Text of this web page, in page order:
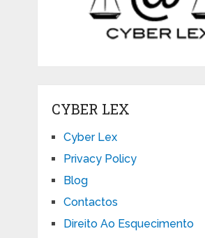
CYBER LEX
Cyber Lex
Privacy Policy
Blog
Contactos
Direito Ao Esquecimento